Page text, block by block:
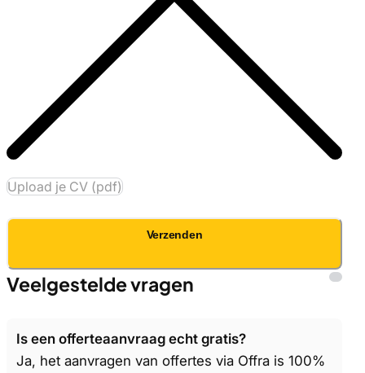
Upload je CV (pdf)
Verzenden
Veelgestelde vragen
Is een offerteaanvraag echt gratis?
Ja, het aanvragen van offertes via Offra is 100%